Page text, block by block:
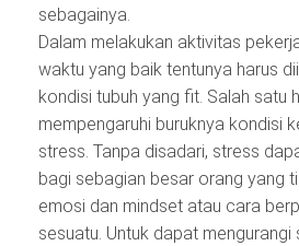
sebagainya.
Dalam melakukan aktivitas
waktu yang baik tentunya harus
kondisi tubuh yang fit. Salah satu
mempengaruhi buruknya kondisi
stress. Tanpa disadari, stress
bagi sebagian besar orang yang
emosi dan mindset atau cara
sesuatu. Untuk dapat